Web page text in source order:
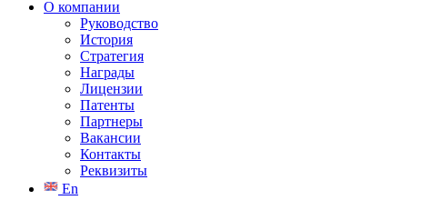
О компании
Руководство
История
Стратегия
Награды
Лицензии
Патенты
Партнеры
Вакансии
Контакты
Реквизиты
En